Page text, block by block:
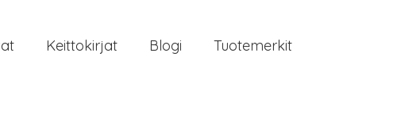
Keittokirjat Blogi Tuotemerkit